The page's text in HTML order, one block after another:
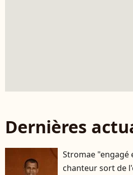
Dernières
Stromae "engagé
chanteur sort de